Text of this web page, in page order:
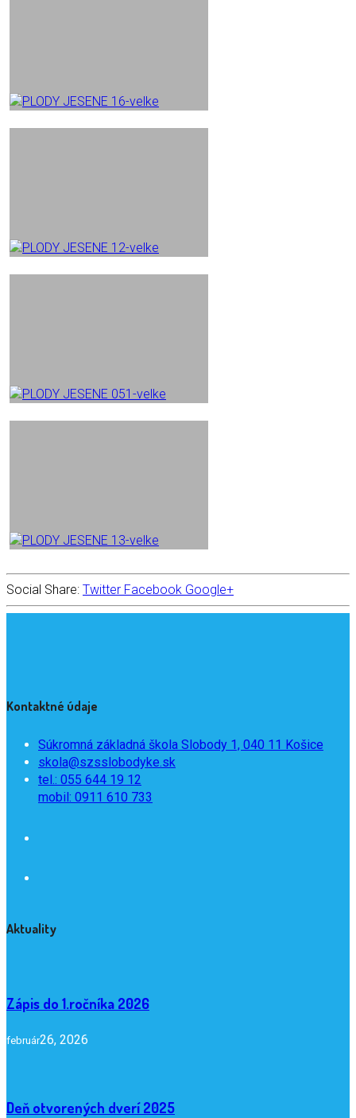
Social Share: Twitter Facebook Google+
Kontaktné údaje
Súkromná základná škola Slobody 1, 040 11 Košice
skola@szsslobodyke.sk
tel.: 055 644 19 12
mobil: 0911 610 733
Aktuality
Zápis do 1.ročníka 2026
február26, 2026
Deň otvorených dverí 2025